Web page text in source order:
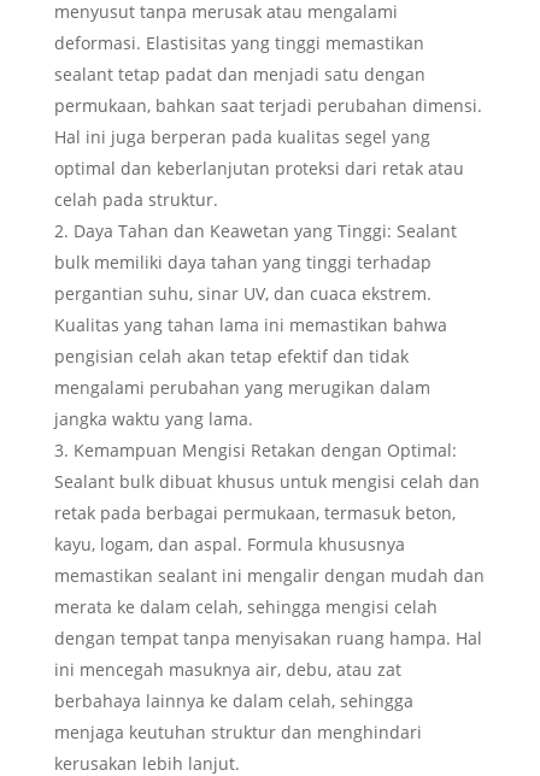
menyusut tanpa merusak atau mengalami
deformasi. Elastisitas yang tinggi memastikan
sealant tetap padat dan menjadi satu dengan
permukaan, bahkan saat terjadi perubahan dimensi.
Hal ini juga berperan pada kualitas segel yang
optimal dan keberlanjutan proteksi dari retak atau
celah pada struktur.
Daya Tahan dan Keawetan yang Tinggi: Sealant
bulk memiliki daya tahan yang tinggi terhadap
pergantian suhu, sinar UV, dan cuaca ekstrem.
Kualitas yang tahan lama ini memastikan bahwa
pengisian celah akan tetap efektif dan tidak
mengalami perubahan yang merugikan dalam
jangka waktu yang lama.
Kemampuan Mengisi Retakan dengan Optimal:
Sealant bulk dibuat khusus untuk mengisi celah dan
retak pada berbagai permukaan, termasuk beton,
kayu, logam, dan aspal. Formula khususnya
memastikan sealant ini mengalir dengan mudah dan
merata ke dalam celah, sehingga mengisi celah
dengan tempat tanpa menyisakan ruang hampa. Hal
ini mencegah masuknya air, debu, atau zat
berbahaya lainnya ke dalam celah, sehingga
menjaga keutuhan struktur dan menghindari
kerusakan lebih lanjut.